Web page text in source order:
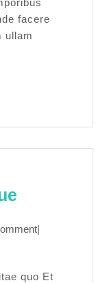
facere
ullam
impedit
|